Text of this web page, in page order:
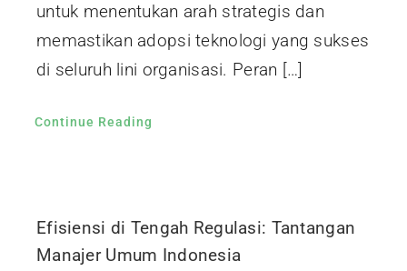
untuk menentukan arah strategis dan
memastikan adopsi teknologi yang sukses
di seluruh lini organisasi. Peran […]
Continue Reading
Efisiensi di Tengah Regulasi: Tantangan
Manajer Umum Indonesia